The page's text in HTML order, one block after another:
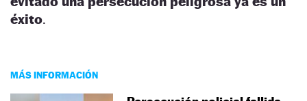
éxito.
MÁS INFORMACIÓN